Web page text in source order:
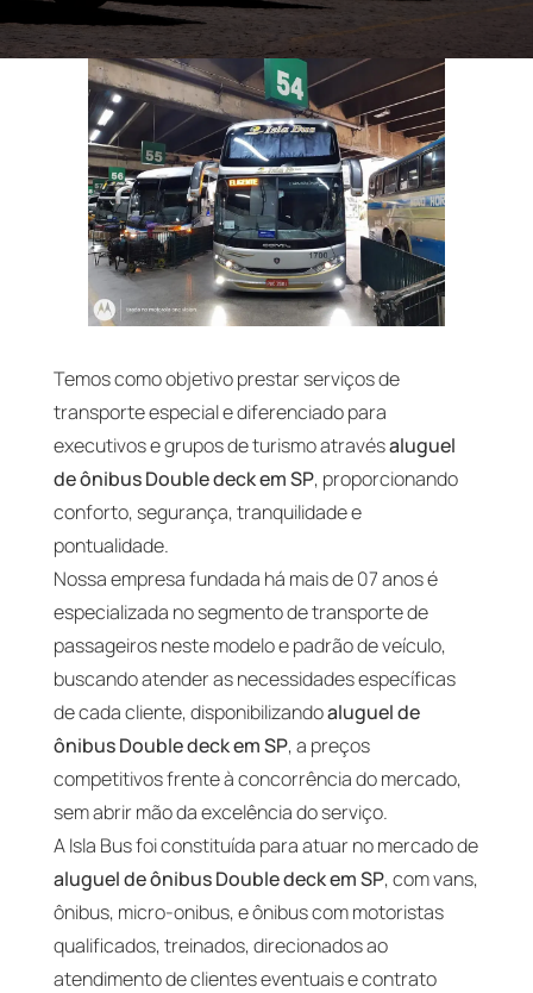
Temos como objetivo prestar serviços de
transporte especial e diferenciado para
executivos e grupos de turismo atravésaluguel
de ônibus Double deck em SP, proporcionando
conforto, segurança, tranquilidade e
pontualidade.
Nossa empresa fundada há mais de 07 anos é
especializada no segmento de transporte de
passageiros neste modelo e padrão de veículo,
buscando atender as necessidades específicas
de cada cliente, disponibilizandoaluguel de
ônibus Double deck em SP, a preços
competitivos frente à concorrência do mercado,
sem abrir mão da excelência do serviço.
A Isla Bus foi constituída para atuar no mercado de
aluguel de ônibus Double deck em SP, com vans,
ônibus, micro-onibus, e ônibus com motoristas
qualificados, treinados, direcionados ao
atendimento de clientes eventuais e contrato